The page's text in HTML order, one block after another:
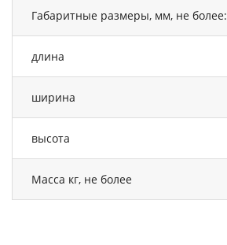
Габаритные размеры, мм, не более:
длина
ширина
высота
Масса кг, не более